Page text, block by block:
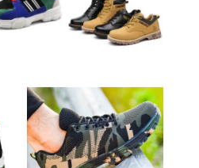
รองเท้าเซฟตี้ สั่งนำเข้า
F137